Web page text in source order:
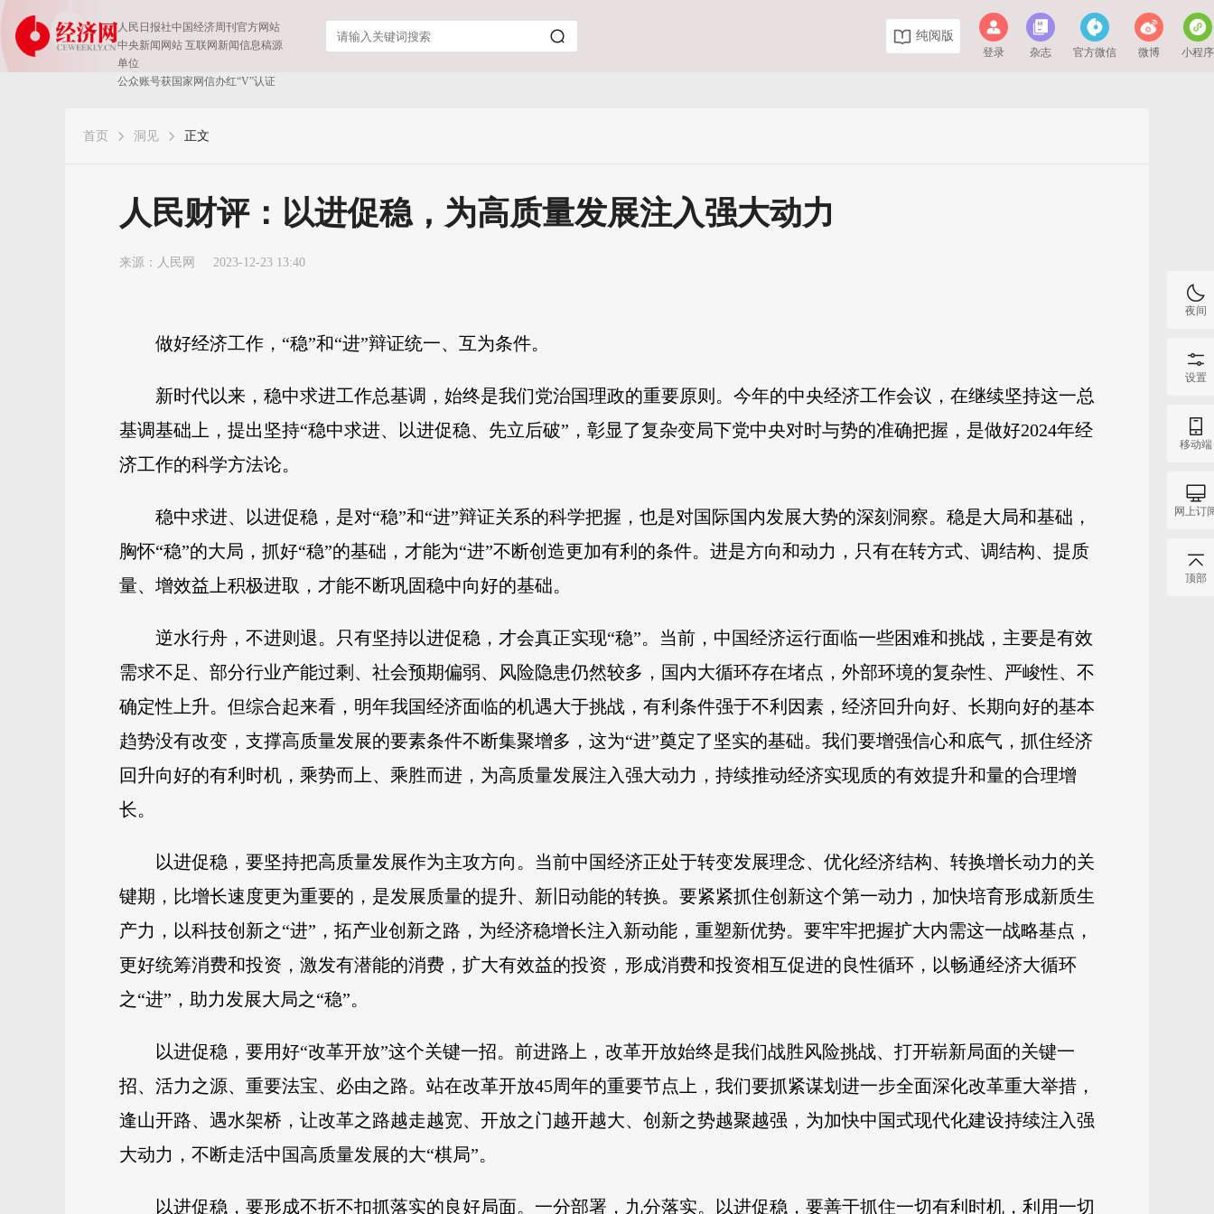
人民日报社中国经济周刊官方网站
中央新闻网站 互联网新闻信息稿源
单位
公众账号获国家网信办红“V”认证
纯阅版
登录 杂志 官方微信 微博 小程序
首页 洞见 正文
人民财评：以进促稳，为高质量发展注入强大动力
来源： 人民网 2023-12-23 13:40
做好经济工作，“稳”和“进”辩证统一、互为条件。
新时代以来，稳中求进工作总基调，始终是我们党治国理政的重要原则。今年的中央经济工作会议，在继续坚持这一总
基调基础上，提出坚持“稳中求进、以进促稳、先立后破”，彰显了复杂变局下党中央对时与势的准确把握，是做好2024年经
济工作的科学方法论。
稳中求进、以进促稳，是对“稳”和“进”辩证关系的科学把握，也是对国际国内发展大势的深刻洞察。稳是大局和基础，
胸怀“稳”的大局，抓好“稳”的基础，才能为“进”不断创造更加有利的条件。进是方向和动力，只有在转方式、调结构、提质
量、增效益上积极进取，才能不断巩固稳中向好的基础。
逆水行舟，不进则退。只有坚持以进促稳，才会真正实现“稳”。当前，中国经济运行面临一些困难和挑战，主要是有效
需求不足、部分行业产能过剩、社会预期偏弱、风险隐患仍然较多，国内大循环存在堵点，外部环境的复杂性、严峻性、不
确定性上升。但综合起来看，明年我国经济面临的机遇大于挑战，有利条件强于不利因素，经济回升向好、长期向好的基本
趋势没有改变，支撑高质量发展的要素条件不断集聚增多，这为“进”奠定了坚实的基础。我们要增强信心和底气，抓住经济
回升向好的有利时机，乘势而上、乘胜而进，为高质量发展注入强大动力，持续推动经济实现质的有效提升和量的合理增
长。
以进促稳，要坚持把高质量发展作为主攻方向。当前中国经济正处于转变发展理念、优化经济结构、转换增长动力的关
键期，比增长速度更为重要的，是发展质量的提升、新旧动能的转换。要紧紧抓住创新这个第一动力，加快培育形成新质生
产力，以科技创新之“进”，拓产业创新之路，为经济稳增长注入新动能，重塑新优势。要牢牢把握扩大内需这一战略基点，
更好统筹消费和投资，激发有潜能的消费，扩大有效益的投资，形成消费和投资相互促进的良性循环，以畅通经济大循环
之“进”，助力发展大局之“稳”。
以进促稳，要用好“改革开放”这个关键一招。前进路上，改革开放始终是我们战胜风险挑战、打开崭新局面的关键一
招、活力之源、重要法宝、必由之路。站在改革开放45周年的重要节点上，我们要抓紧谋划进一步全面深化改革重大举措，
逢山开路、遇水架桥，让改革之路越走越宽、开放之门越开越大、创新之势越聚越强，为加快中国式现代化建设持续注入强
大动力，不断走活中国高质量发展的大“棋局”。
以进促稳，要形成不折不扣抓落实的良好局面。一分部署，九分落实。以进促稳，要善于抓住一切有利时机，利用一切
夜间
设置
移动端
网上订
顶部